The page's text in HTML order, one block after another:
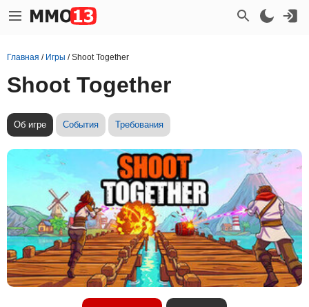
Главная / Игры /Shoot Together
Shoot Together
Об игре События Требования